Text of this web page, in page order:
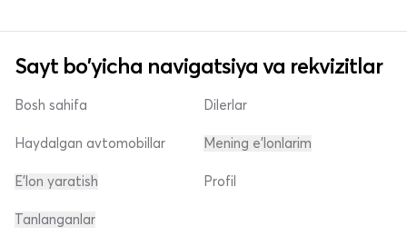
Sayt bo'yicha navigatsiya va rekvizitlar
Bosh sahifa
Haydalgan avtomobillar
E'lon yaratish
Dilerlar
Mening e'lonlarim
Profil
Tanlanganlar